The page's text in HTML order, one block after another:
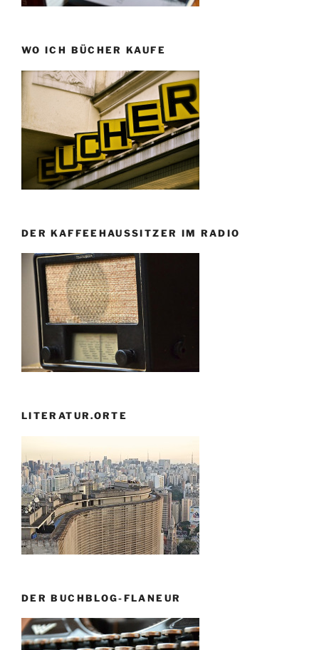
WO ICH BÜCHER KAUFE
DER KAFFEEHAUSSITZER IM RADIO
LITERATUR.ORTE
DER BUCHBLOG-FLANEUR